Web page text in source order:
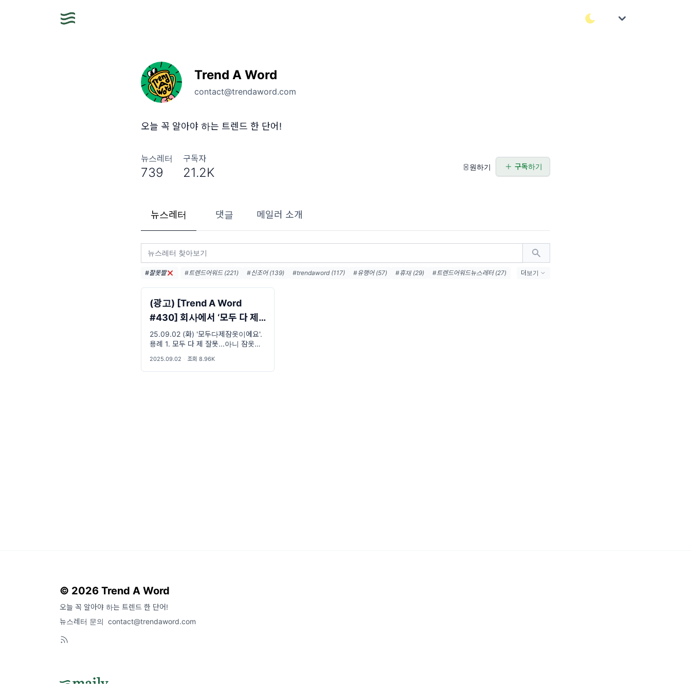
Trend A Word
contact@trendaword.com
오늘 꼭 알아야 하는 트렌드 한 단어!
뉴스레터
739
구독자
21.2K 응원하기 구독하기
뉴스레터 댓글 메일러 소개
#잘못짤 #트렌드어워드 (221) #신조어 (139) #trendaword (117) #유행어 (57) #휴재 (29)
#트렌드어워드뉴스레터 (27)
더보기
(광고) [Trend A Word
#430] 회사에서 ‘모두 다 제
잠옷이에요’라고 말해보세요
25.09.02 (화) '모두다제잠옷이에요'.
용례 1. 모두 다 제 잘못...아니 잠옷이
두 다 제 잠옷이에요 표 OO 씨
2025.09.02 · 조회 8.96K
© 2026 Trend A Word
오늘 꼭 알아야 하는 트렌드 한 단어!
뉴스레터 문의 contact@trendaword.com